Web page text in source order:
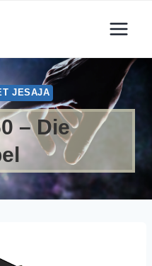
JESAJA
– Die